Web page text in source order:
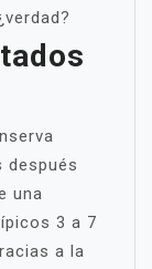
después
una
3 a 7
a la